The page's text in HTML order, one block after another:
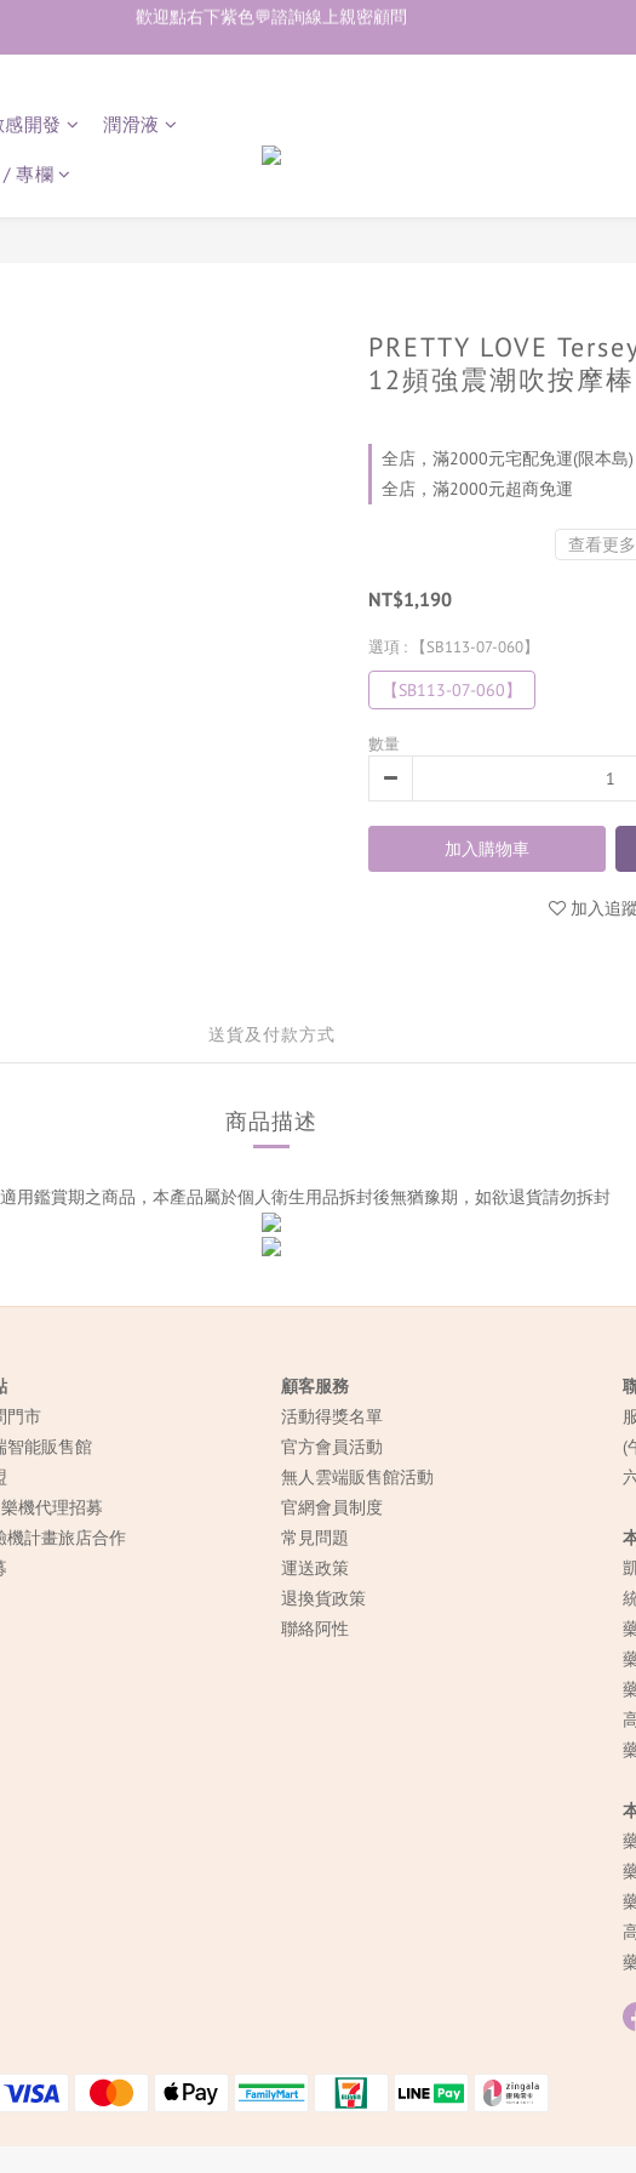
加入會員即享50元購物金  訂單商品好評再享30元購物金
感開發 潤滑液
專欄
PRETTY LOVE
12頻強震潮吹按摩棒
全店，滿2000元宅配免運(限本島)
全店，滿2000元超商免運
查看更多
NT$1,190
選項 : 【SB113-07-060】
【SB113-07-060】
數量
加入購物車
加入追
送貨及付款方式
商品描述
用鑑賞期之商品，本產品屬於個人衛生用品拆封後無猶豫期，如欲退貨請勿拆封
門市
智能販售館
機代理招募
機計畫旅店合作
顧客服務
活動得獎名單
官方會員活動
無人雲端販售館活動
官網會員制度
常見 問題
運送政策
退換貨政策
聯絡阿性
(